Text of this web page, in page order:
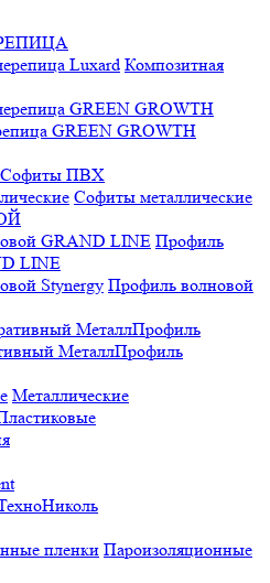
Композитная
GREEN GROWTH
Софиты ПВХ
Софиты металлические
Профиль
LINE
Профиль волновой
МеталлПрофиль
Металлические
Пароизоляционные